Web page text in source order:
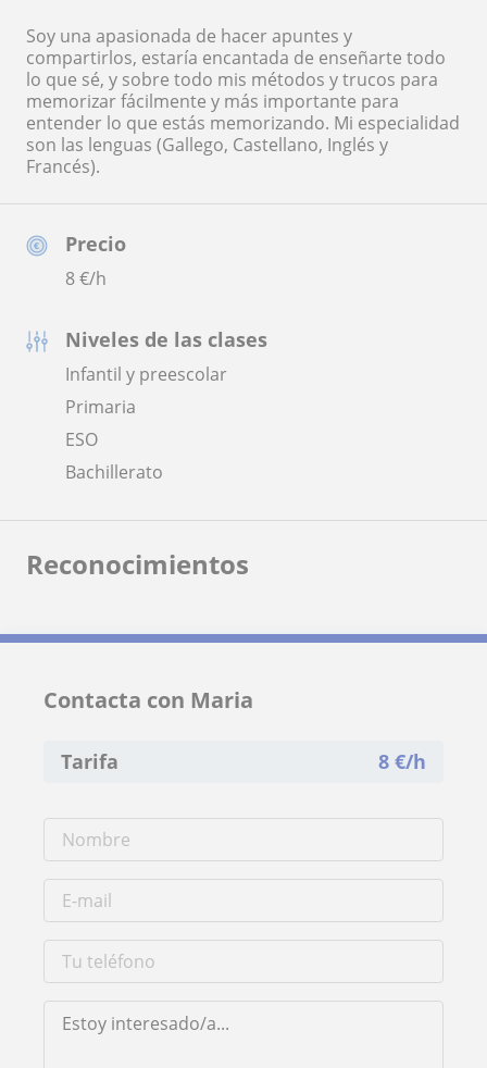
Precio
8€/h
Niveles de las clases
Infantil y preescolar
Primaria
ESO
Bachillerato
Soy una apasionada de hacer apuntes y
compartirlos, estaría encantada de enseñarte todo
lo que sé, y sobre todo mis métodos y trucos para
memorizar fácilmente y más importante para
entender lo que estás memorizando. Mi especialidad
son las lenguas (Gallego, Castellano, Inglés y
Francés).
Reconocimientos
Contacta con Maria
Tarifa 8 €/h